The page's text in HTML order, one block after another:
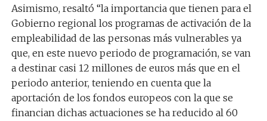
Asimismo, resaltó “la importancia que tienen para el
Gobierno regional los programas de activación de la
empleabilidad de las personas más vulnerables ya
que, en este nuevo periodo de programación, se van
a destinar casi 12 millones de euros más que en el
periodo anterior, teniendo en cuenta que la
aportación de los fondos europeos con la que se
financian dichas actuaciones se ha reducido al 60